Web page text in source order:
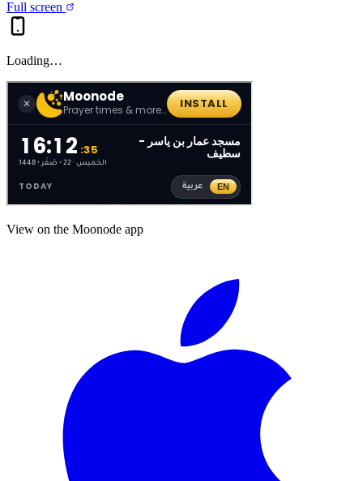
Full screen
Loading…
View on the Moonode app